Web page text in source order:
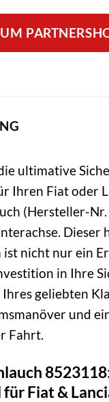
ultimative
Ihren Fiat oder
(Hersteller-
Dieser
ist nicht nur ein
in Ihre
geliebten
und
Fahrt.
Fiat &